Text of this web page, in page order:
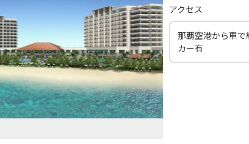
アクセス
那覇空港から車
カー有